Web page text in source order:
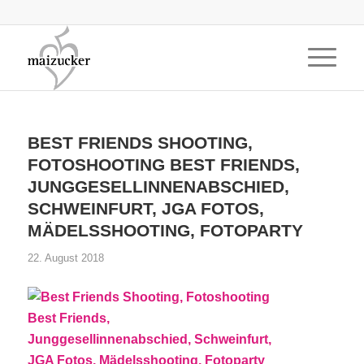
BEST FRIENDS SHOOTING,
FOTOSHOOTING BEST FRIENDS,
JUNGGESELLINNENABSCHIED,
SCHWEINFURT, JGA FOTOS,
MÄDELSSHOOTING, FOTOPARTY
22. August 2018